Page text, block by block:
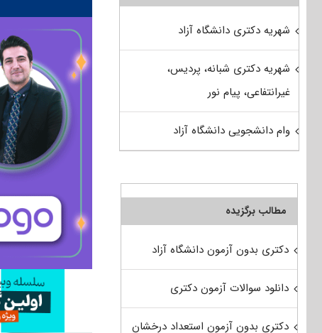
شهریه دکتری دانشگاه آزاد
شهریه دکتری شبانه، پردیس،
غیرانتفاعی، پیام نور
وام دانشجویی دانشگاه آزاد
مطالب برگزیده
دکتری بدون آزمون دانشگاه آزاد
دانلود سوالات آزمون دکتری
دکتری بدون آزمون استعداد درخشان